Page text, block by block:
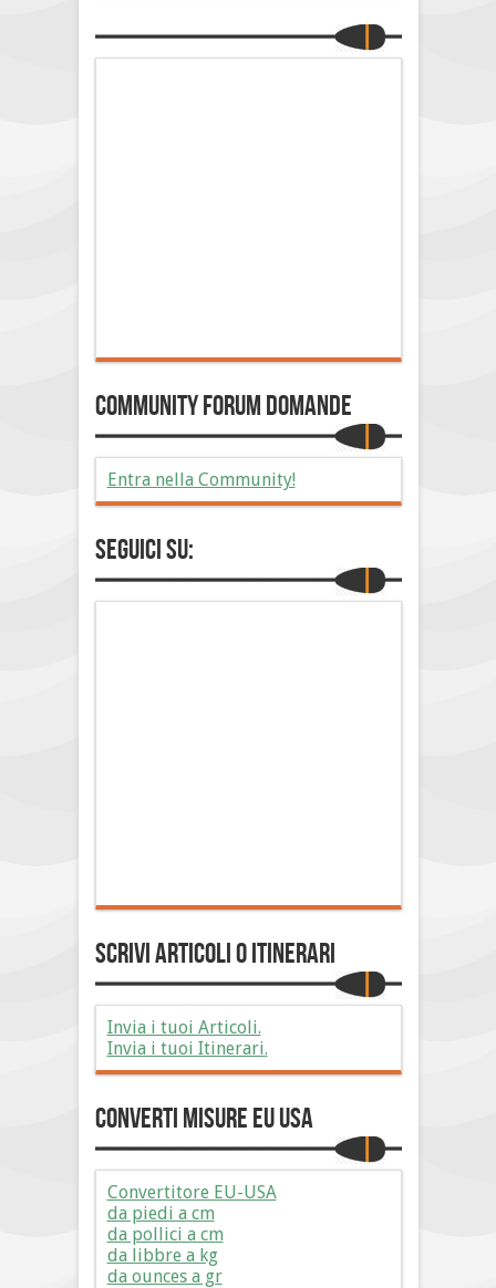
Community Forum Domande
Entra nella Community!
Seguici su:
Scrivi Articoli o Itinerari
Invia i tuoi Articoli.
Invia i tuoi Itinerari.
Converti Misure EU USA
Convertitore EU-USA
da piedi a cm
da pollici a cm
da libbre a kg
da ounces a gr